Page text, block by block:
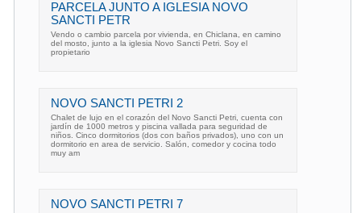
PARCELA JUNTO A IGLESIA NOVO
SANCTI PETR
Vendo o cambio parcela por vivienda, en Chiclana, en camino
del mosto, junto a la iglesia Novo Sancti Petri. Soy el
propietario
NOVO SANCTI PETRI 2
Chalet de lujo en el corazón del Novo Sancti Petri, cuenta con
jardín de 1000 metros y piscina vallada para seguridad de
niños. Cinco dormitorios (dos con baños privados), uno con un
dormitorio en area de servicio. Salón, comedor y cocina todo
muy am
NOVO SANCTI PETRI 7